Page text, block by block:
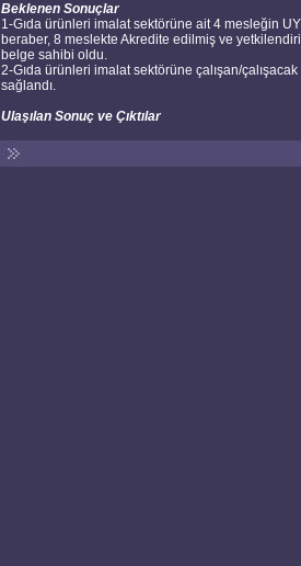
Beklenen Sonuçlar
1-Gıda ürünleri imalat sektörüne ait 4 mesleğin
beraber, 8 meslekte Akredite edilmiş ve
belge sahibi oldu.
2-Gıda ürünleri imalat sektörüne çalışan/
sağlandı.
Ulaşılan Sonuç ve Çıktılar